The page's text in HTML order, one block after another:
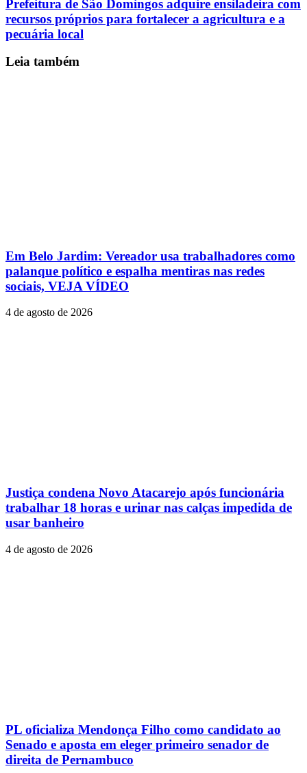
Prefeitura de São Domingos adquire ensiladeira com
recursos próprios para fortalecer a agricultura e a
pecuária local
Leia também
Em Belo Jardim: Vereador usa trabalhadores como
palanque político e espalha mentiras nas redes
sociais, VEJA VÍDEO
4 de agosto de 2026
Justiça condena Novo Atacarejo após funcionária
trabalhar 18 horas e urinar nas calças impedida de
usar banheiro
4 de agosto de 2026
PL oficializa Mendonça Filho como candidato ao
Senado e aposta em eleger primeiro senador de
direita de Pernambuco